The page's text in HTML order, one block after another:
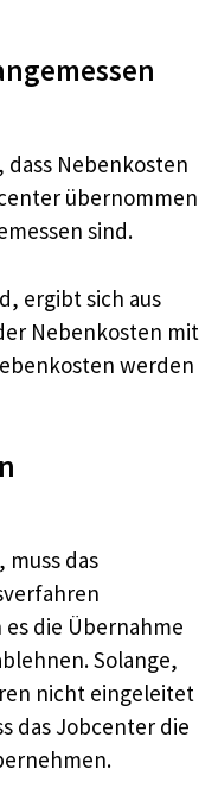
dass Nebenkosten
übernommen
sind.
ergibt sich aus
Nebenkosten mit
werden
muss das
die Übernahme
Solange,
nicht eingeleitet
das Jobcenter die